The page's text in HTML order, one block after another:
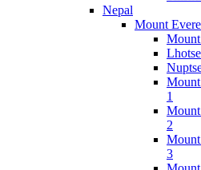
Nepal
Mount
Mount
1
2
3